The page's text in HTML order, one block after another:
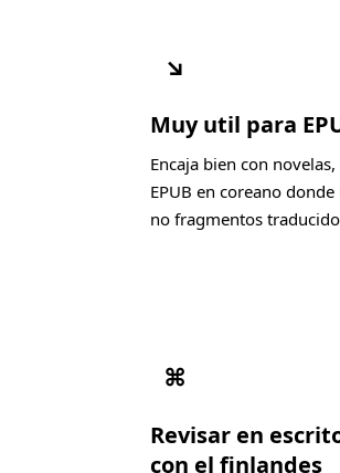
↘
Muy util para
Encaja bien con
EPUB en coreano
no fragmentos
⌘
Revisar en
con el finlandes